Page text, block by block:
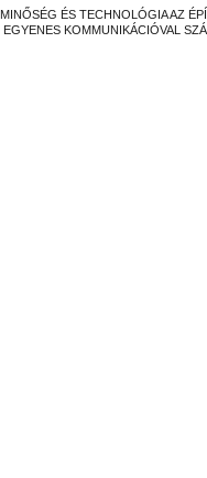
MINŐSÉG ÉS TECHNOLÓGIA AZ
EGYENES KOMMUNIKÁCIÓVAL